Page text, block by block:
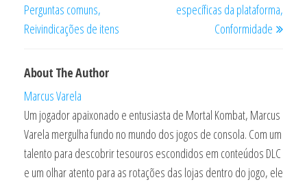
Perguntas comuns,
Reivindicações de itens
específicas da plataforma,
Conformidade
About The Author
Marcus Varela
Um jogador apaixonado e entusiasta de Mortal Kombat, Marcus
Varela mergulha fundo no mundo dos jogos de consola. Com um
talento para descobrir tesouros escondidos em conteúdos DLC
e um olhar atento para as rotações das lojas dentro do jogo, ele